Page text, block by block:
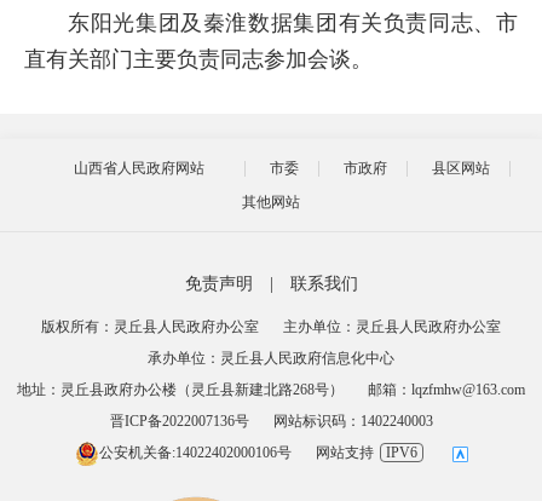
东阳光集团及秦淮数据集团有关负责同志、市
直有关部门主要负责同志参加会谈。
山西省人民政府网站 市委 市政府
县区网站
其他网站
免责声明 联系我们
版权所有：灵丘县人民政府办公室
主办单位：灵丘县人民政府办公室
承办单位：灵丘县人民政府信息化中心
地址：灵丘县政府办公楼（灵丘县新建北路268号）
邮箱：lqzfmhw@163.com
晋ICP备2022007136号
网站标识码：1402240003
公安机关备:14022402000106号
网站支持 IPV6